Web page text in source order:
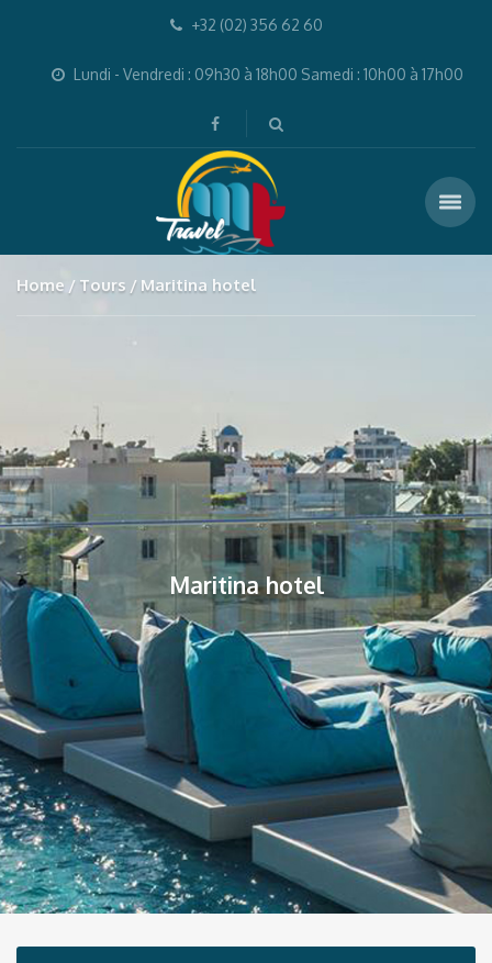
+32 (02) 356 62 60
Lundi - Vendredi : 09h30 à 18h00 Samedi : 10h00 à 17h00
Home Tours Maritina hotel
Maritina hotel